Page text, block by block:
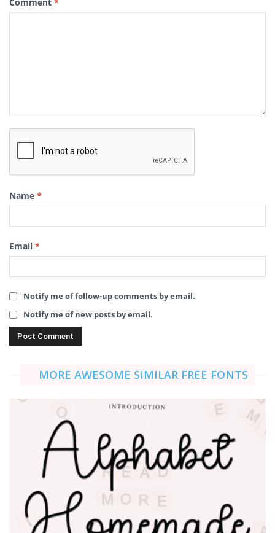
Name *
Email *
Notify me of follow-up comments by email.
Notify me of new posts by email.
MORE AWESOME SIMILAR FREE FONTS